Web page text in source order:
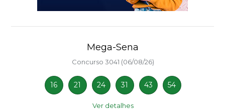
Mega-Sena
Concurso 3041 (06/08/26)
16 21 24 31 43 54
Ver detalhes